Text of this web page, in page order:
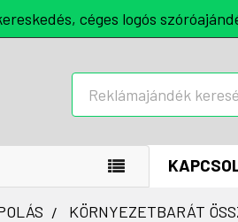
céges logós
KÖRNYEZETBARÁT